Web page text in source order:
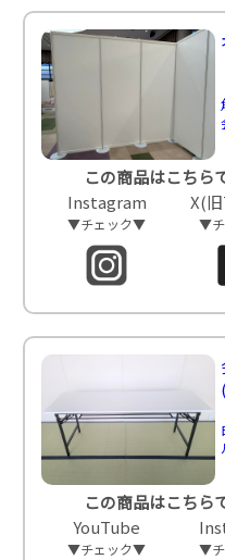
この商品はこちら
Instagram
▼チェック▼
X(
▼
この商品はこちら
YouTube
▼チェック▼ ▼